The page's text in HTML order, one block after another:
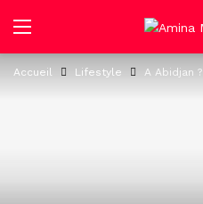
Accueil Lifestyle A Abidjan ?